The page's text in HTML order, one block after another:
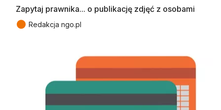
Zapytaj prawnika... o publikację zdjęć z osobami
● Redakcja ngo.pl